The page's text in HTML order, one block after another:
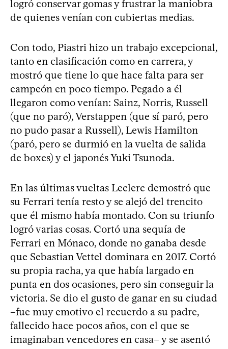
logró conservar gomas y frustrar la maniobra
de quienes venían con cubiertas medias.
Con todo, Piastri hizo un trabajo excepcional,
tanto en clasificación como en carrera, y
mostró que tiene lo que hace falta para ser
campeón en poco tiempo. Pegado a él
llegaron como venían: Sainz, Norris, Russell
(que no paró), Verstappen (que sí paró, pero
no pudo pasar a Russell), Lewis Hamilton
(paró, pero se durmió en la vuelta de salida
de boxes) y el japonés Yuki Tsunoda.
En las últimas vueltas Leclerc demostró que
su Ferrari tenía resto y se alejó del trencito
que él mismo había montado. Con su triunfo
logró varias cosas. Cortó una sequía de
Ferrari en Mónaco, donde no ganaba desde
que Sebastian Vettel dominara en 2017. Cortó
su propia racha, ya que había largado en
punta en dos ocasiones, pero sin conseguir la
victoria. Se dio el gusto de ganar en su ciudad
–fue muy emotivo el recuerdo a su padre,
fallecido hace pocos años, con el que se
imaginaban vencedores en casa– y se asentó